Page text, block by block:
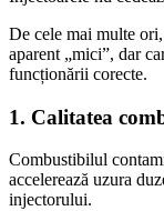
De cele mai multe
aparent „mici”, dar
funcționării corecte.
1. Calitatea
Combustibilul
accelerează uzura
injectorului.